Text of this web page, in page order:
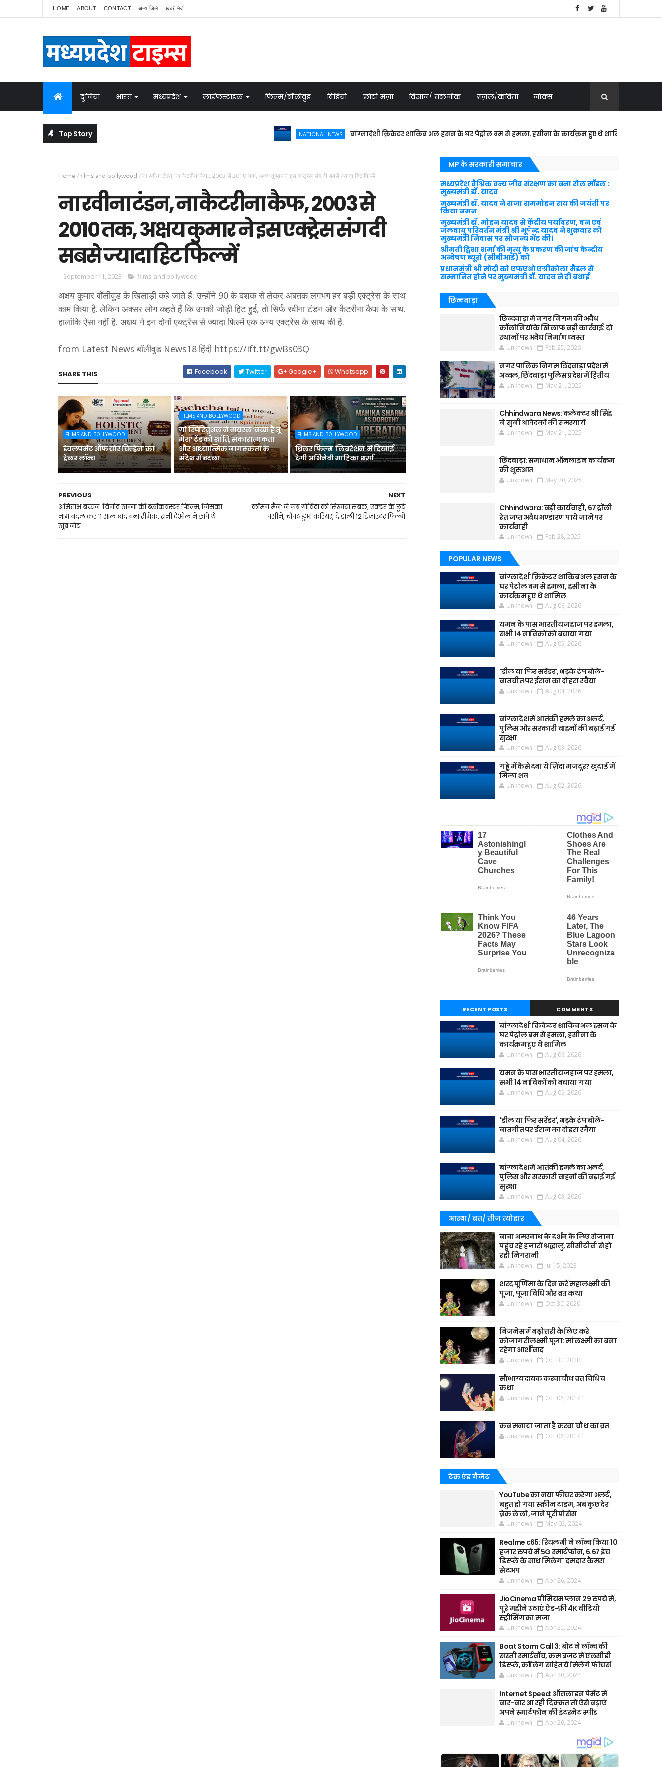
HOME ABOUT CONTACT अन्य जिले ख़बरें भेजें
दुनिया भारत मध्यप्रदेश लाईफस्टाइल फिल्म/बॉलीवुड विडियो फ़ोटो मज़ा विज्ञान/ तकनीक ग़ज़ल/कविता जोक्स
Top Story NATIONAL NEWS बांग्लादेशी क्रिकेटर शाकिब अल हसन के घर पेट्रोल बम से हमला, हसीना के कार्यक्रम हुए थे शामिल
Home /films and bollywood /ना रवीना टंडन, ना कैटरीना कैफ, 2003 से 2010 तक, अक्षय कुमार ने इस एक्ट्रेस संग दी सबसे ज्यादा हिट फिल्में
ना रवीना टंडन, ना कैटरीना कैफ, 2003 से
2010 तक, अक्षय कुमार ने इस एक्ट्रेस संग दी
सबसे ज्यादा हिट फिल्में
September 11, 2023 films and bollywood
अक्षय कुमार बॉलीवुड के खिलाड़ी कहे जाते हैं. उन्होंने 90 के दशक से लेकर अबतक लगभग हर बड़ी एक्ट्रेस के साथ
काम किया है. लेकिन अक्सर लोग कहते हैं कि उनकी जोड़ी हिट हुई, तो सिर्फ रवीना टंडन और कैटरीना कैफ के साथ.
हालांकि ऐसा नहीं है. अक्षय ने इन दोनों एक्ट्रेस से ज्यादा फिल्में एक अन्य एक्ट्रेस के साथ की है.
from Latest News बॉलीवुड News18 हिंदी https://ift.tt/gwBs03Q
SHARE THIS Facebook Twitter Google+ Whatsapp
FILMS AND BOLLYWOOD
डेवलपमेंट ऑफ योर चिल्ड्रेन’ का
ट्रेलर लॉन्च
FILMS AND BOLLYWOOD
गो स्पिरिचुअल ने वायरल ‘बच्चा है तू
मेरा’ ट्रेंड को शांति, सकारात्मकता
और आध्यात्मिक जागरूकता के
संदेश में बदला
FILMS AND BOLLYWOOD
थ्रिलर फिल्म 'लिबरेशन' में दिखाई
देगी अभिनेत्री माहिका शर्मा
NEXT
‘कॉमन मैन’ ने जब गोव‍िंदा को सिखाया सबक, एक्‍टर के छूटे
पसीने, चौपट हुआ करियर, दे डालीं 12 डिजास्टर फिल्में
PREVIOUS
अमिताभ बच्चन-विनोद खन्ना की ब्लॉकबस्टर फिल्म, जिसका
नाम बदल कर 11 साल बाद बना रीमेक, सनी देओल ने छापे थे
खूब नोट
MP के सरकारी समाचार
मध्यप्रदेश वैश्विक वन्य जीव संरक्षण का बना रोल मॉडल :
मुख्यमंत्री डॉ. यादव
मुख्यमंत्री डॉ. यादव ने राजा राममोहन राय की जयंती पर
किया नमन
मुख्यमंत्री डॉ. मोहन यादव से केंद्रीय पर्यावरण, वन एवं
जलवायु परिवर्तन मंत्री श्री भूपेन्द्र यादव ने शुक्रवार को
मुख्यमंत्री निवास पर सौजन्य भेंट की।
श्रीमती ट्विशा शर्मा की मृत्यु के प्रकरण की जांच केन्द्रीय
अन्वेषण ब्यूरो (सीबीआई) को
प्रधानमंत्री श्री मोदी को एफएओ एग्रीकोला मैडल से
सम्मानित होने पर मुख्यमंत्री डॉ. यादव ने दी बधाई
छिन्दवाड़ा
छिन्दवाड़ा में नगर निगम की अवैध
कॉलोनियों के खिलाफ बड़ी कार्रवाई: दो
स्थानों पर अवैध निर्माण ध्वस्त
Unknown Feb 25, 2026
नगर पालिक निगम छिंदवाड़ा प्रदेश में
अव्वल, छिंदवाड़ा पुलिस प्रदेश में द्वितीय
Unknown May 21, 2025
Chhindwara News: कलेक्टर श्री सिंह
ने सुनी आवेदकों की समस्यायें
Unknown May 21, 2025
छिंदवाड़ा: समाधान ऑनलाइन कार्यक्रम
की शुरुआत
Unknown May 20, 2025
Chhindwara: बड़ी कार्यवाही, 67 ट्रॉली
रेत जप्त अवैध भण्डारण पाये जाने पर
कार्यवाही
Unknown Feb 28, 2025
POPULAR NEWS
बांग्लादेशी क्रिकेटर शाकिब अल हसन के
घर पेट्रोल बम से हमला, हसीना के
कार्यक्रम हुए थे शामिल
Unknown Aug 06, 2026
यमन के पास भारतीय जहाज पर हमला,
सभी 14 नाविकों को बचाया गया
Unknown Aug 05, 2026
'डील या फिर सरेंडर', भड़के ट्रंप बोले-
बातचीत पर ईरान का दोहरा रवैया
Unknown Aug 04, 2026
बांग्लादेश में आतंकी हमले का अलर्ट,
पुलिस और सरकारी वाहनों की बढ़ाई गई
सुरक्षा
Unknown Aug 03, 2026
गड्ढे में कैसे दबा ये ज़िंदा मजदूर? खुदाई में
मिला शव
Unknown Aug 02, 2026
RECENT POSTS COMMENTS
बांग्लादेशी क्रिकेटर शाकिब अल हसन के
घर पेट्रोल बम से हमला, हसीना के
कार्यक्रम हुए थे शामिल
Unknown Aug 06, 2026
यमन के पास भारतीय जहाज पर हमला,
सभी 14 नाविकों को बचाया गया
Unknown Aug 05, 2026
'डील या फिर सरेंडर', भड़के ट्रंप बोले-
बातचीत पर ईरान का दोहरा रवैया
Unknown Aug 04, 2026
बांग्लादेश में आतंकी हमले का अलर्ट,
पुलिस और सरकारी वाहनों की बढ़ाई गई
सुरक्षा
Unknown Aug 03, 2026
आस्था/ व्रत/ तीज त्‍योहार
बाबा अमरनाथ के दर्शन के लिए रोजाना
पहुंच रहे हजारों श्रद्धालु, सीसीटीवी से हो
रही निगरानी
Unknown Jul 15, 2023
शरद पूर्णिमा के दिन करें महालक्ष्मी की
पूजा, पूजा विधि और व्रत कथा
Unknown Oct 30, 2020
बिजनेस में बढ़ोत्तरी के लिए करे
कोजागरी लक्ष्मी पूजा: मां लक्ष्मी का बना
रहेगा आर्शीवाद
Unknown Oct 30, 2020
सौभाग्यदायक करवाचौथ व्रत विधि व
कथा
Unknown Oct 06, 2017
कब मनाया जाता है करवा चौथ का व्रत
Unknown Oct 06, 2017
टेक एंड गैजेट
YouTube का नया फीचर करेगा अलर्ट,
बहुत हो गया स्क्रीन टाइम, अब कुछ देर
ब्रेक ले लो, जानें पूरी प्रोसेस
Unknown May 02, 2024
Realme c65: रियलमी ने लॉन्च किया 10
हजार रुपये में 5G स्मार्टफोन, 6.67 इंच
डिस्प्ले के साथ मिलेगा दमदार कैमरा
सेटअप
Unknown Apr 26, 2024
JioCinema प्रीमियम प्लान 29 रुपये में,
पूरे महीने उठाएं ऐड-फ्री 4K वीडियो
स्ट्रीमिंग का मजा
Unknown Apr 25, 2024
Boat Storm Call 3: बोट ने लॉन्च की
सस्ती स्मार्टवॉच, कम बजट में एलसीडी
डिस्प्ले, कॉलिंग सहित ये मिलेंगे फीचर्स
Unknown Apr 20, 2024
Internet Speed: ऑनलाइन पेमेंट में
बार-बार आ रही दिक्कत तो ऐसे बढ़ाएं
अपने स्मार्टफोन की इंटरनेट स्पीड
Unknown Apr 20, 2024